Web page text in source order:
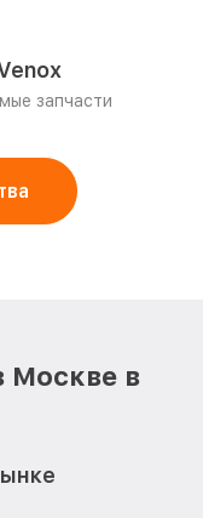
запчасти
Москве в